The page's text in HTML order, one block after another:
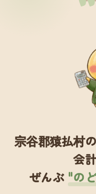
宗谷郡猿払村
会
ぜんぶ "の